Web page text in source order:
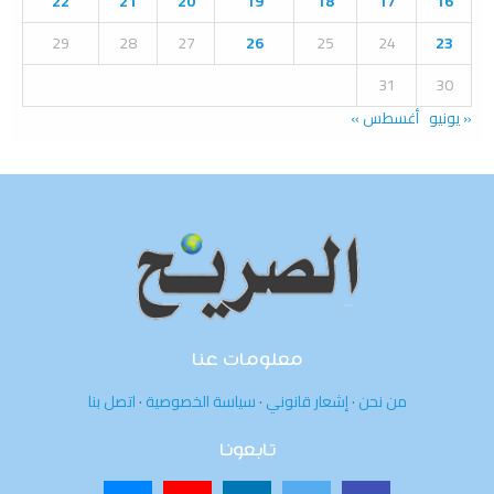
23
24
25
26
27
28
29
30
31
« يونيو أغسطس »
معلومات عنا
من نحن·إشعار قانوني·سياسة الخصوصية·اتصل بنا
تابعونا